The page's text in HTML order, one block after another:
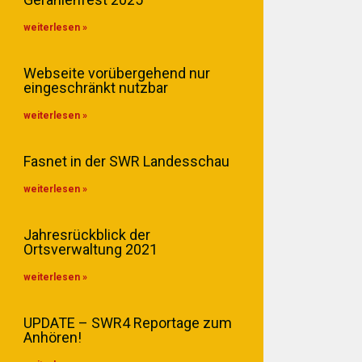
weiterlesen »
Webseite vorübergehend nur
eingeschränkt nutzbar
weiterlesen »
Fasnet in der SWR Landesschau
weiterlesen »
Jahresrückblick der
Ortsverwaltung 2021
weiterlesen »
UPDATE – SWR4 Reportage zum
Anhören!